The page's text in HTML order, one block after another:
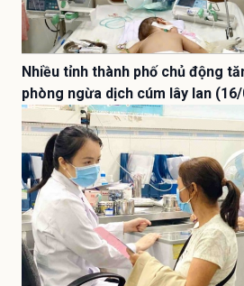
Nhiều tỉnh thành phố chủ động
phòng ngừa dịch cúm lây lan